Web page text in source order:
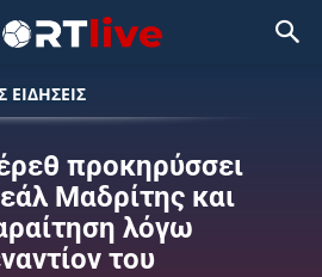
ΕΙΔΗΣΕΙΣ
προκηρύσσει
Μαδρίτης και
λόγω
του